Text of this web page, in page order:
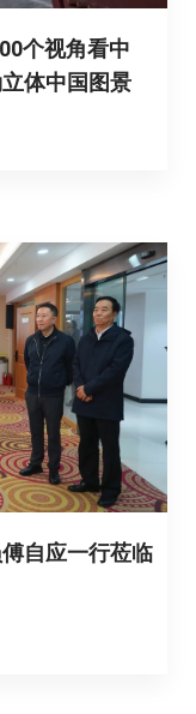
个视角看中
体中国图景
自应一行莅临